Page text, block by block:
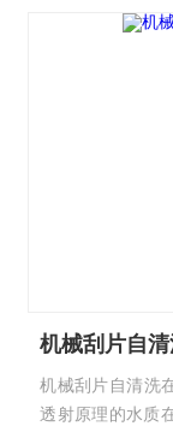
机械刮片自
机械刮片自清洗
透射原理的水质